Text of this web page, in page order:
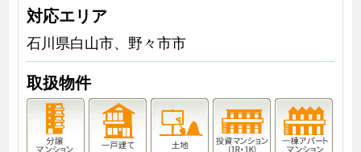
対応エリア
石川県白山市、野々市市
取扱物件